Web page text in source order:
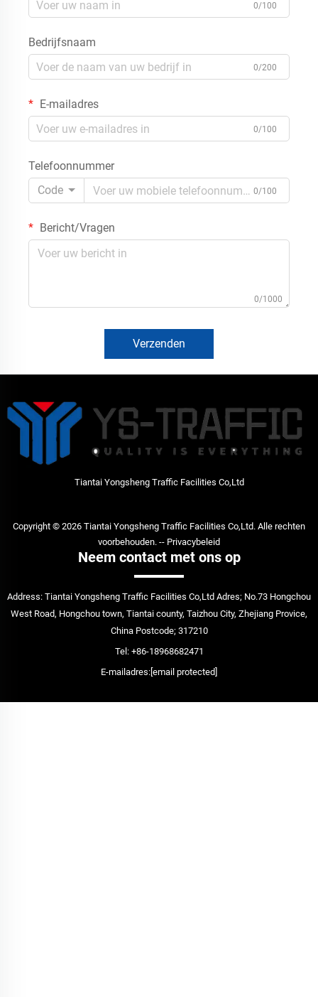
0/100
Bedrijfsnaam
0/200
E-mailadres
0/100
Telefoonnummer
Code
0/100
Bericht/Vragen
0/1000
Verzenden
Tiantai Yongsheng Traffic Facilities Co,Ltd
Copyright © 2026 Tiantai Yongsheng Traffic Facilities Co,Ltd. Alle rechten
voorbehouden. -- Privacybeleid
Neem contact met ons op
Address: Tiantai Yongsheng Traffic Facilities Co,Ltd Adres; No.73 Hongchou
West Road, Hongchou town, Tiantai county, Taizhou City, Zhejiang Provice,
China Postcode; 317210
Tel:+86-18968682471
E-mailadres: [email protected]